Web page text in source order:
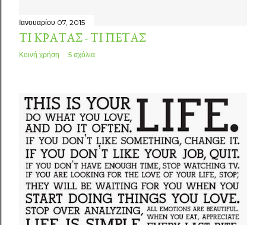
Ιανουαρίου 07, 2015
ΤΙ ΚΡΑΤΆΣ - ΤΙ ΠΕΤΆΣ
Κοινή χρήση 5 σχόλια